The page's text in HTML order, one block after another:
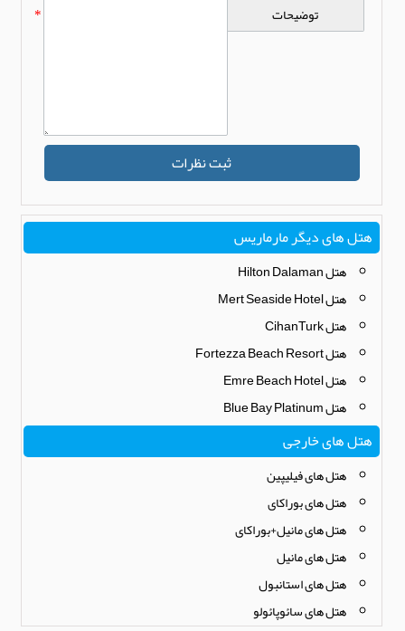
توضیحات
*
ثبت نظرات
هتل های دیگر مارماریس
هتل Hilton Dalaman
هتل Mert Seaside Hotel
هتل CihanTurk
هتل Fortezza Beach Resort
هتل Emre Beach Hotel
هتل Blue Bay Platinum
هتل های خارجی
هتل های فیلیپین
هتل های بوراکای
هتل های مانیل+بوراکای
هتل های مانیل
هتل های استانبول
هتل های سائوپائولو